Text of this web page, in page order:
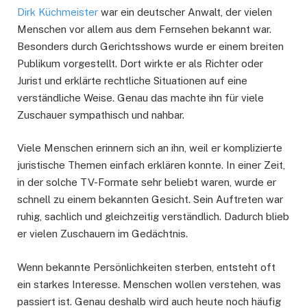
Dirk Küchmeister war ein deutscher Anwalt, der vielen
Menschen vor allem aus dem Fernsehen bekannt war.
Besonders durch Gerichtsshows wurde er einem breiten
Publikum vorgestellt. Dort wirkte er als Richter oder
Jurist und erklärte rechtliche Situationen auf eine
verständliche Weise. Genau das machte ihn für viele
Zuschauer sympathisch und nahbar.
Viele Menschen erinnern sich an ihn, weil er komplizierte
juristische Themen einfach erklären konnte. In einer Zeit,
in der solche TV-Formate sehr beliebt waren, wurde er
schnell zu einem bekannten Gesicht. Sein Auftreten war
ruhig, sachlich und gleichzeitig verständlich. Dadurch blieb
er vielen Zuschauern im Gedächtnis.
Wenn bekannte Persönlichkeiten sterben, entsteht oft
ein starkes Interesse. Menschen wollen verstehen, was
passiert ist. Genau deshalb wird auch heute noch häufig